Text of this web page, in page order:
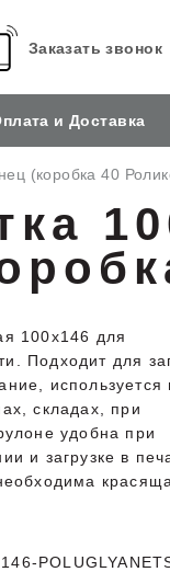
Заказать звонок
и Доставка
(коробка 40
100x146 для
Подходит для
используется
складах, при
удобна при
и загрузке в